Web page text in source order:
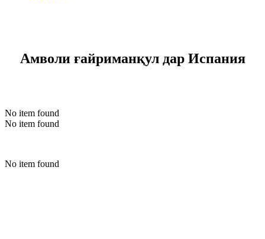
Амволи ғайриманқул дар Испания
No item found
No item found
No item found